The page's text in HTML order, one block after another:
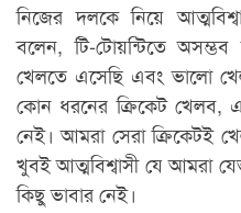
নিজের দলকে নিয়ে
বলেন, টি-টোয়ন্টিতে
খেলতে এসেছি এবং ভালো
কোন ধরনের ক্রিকেট খেলব,
নেই। আমরা সেরা ক্রিকেটই
খুবই আত্মবিশ্বাসী যে আমরা
কিছু ভাবার নেই।